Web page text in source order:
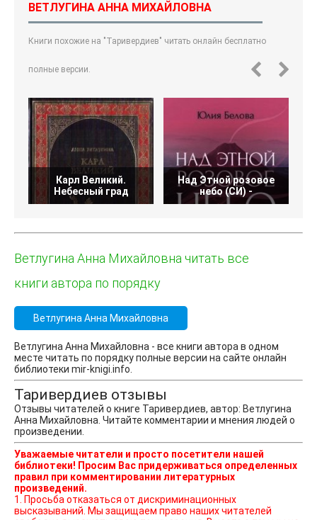
ВЕТЛУГИНА АННА МИХАЙЛОВНА
Книги похожие на "Таривердиев" читать онлайн бесплатно
полные версии.
Карл Великий.
Небесный град
Над Этной розовое
небо (СИ) -
Ветлугина Анна Михайловна читать все
книги автора по порядку
Ветлугина Анна Михайловна
Ветлугина Анна Михайловна - все книги автора в одном
месте читать по порядку полные версии на сайте онлайн
библиотеки mir-knigi.info.
Таривердиев отзывы
Отзывы читателей о книге Таривердиев, автор: Ветлугина
Анна Михайловна. Читайте комментарии и мнения людей о
произведении.
Уважаемые читатели и просто посетители нашей
библиотеки! Просим Вас придерживаться определенных
правил при комментировании литературных
произведений.
1. Просьба отказаться от дискриминационных
высказываний. Мы защищаем право наших читателей